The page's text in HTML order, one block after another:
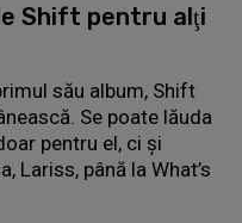
Shift pentru alţi
său album, Shift
Se poate lăuda
pentru el, ci şi
Lariss, până la What’s